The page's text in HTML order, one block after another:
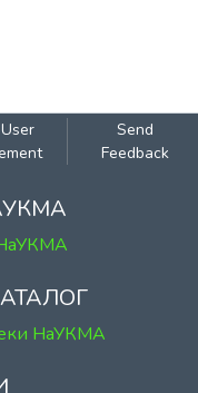
Send
Feedback
НаУКМА
НаУКМА